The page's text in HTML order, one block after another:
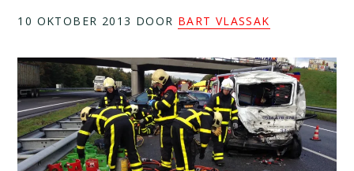
10 OKTOBER 2013 DOOR BART VLASSAK